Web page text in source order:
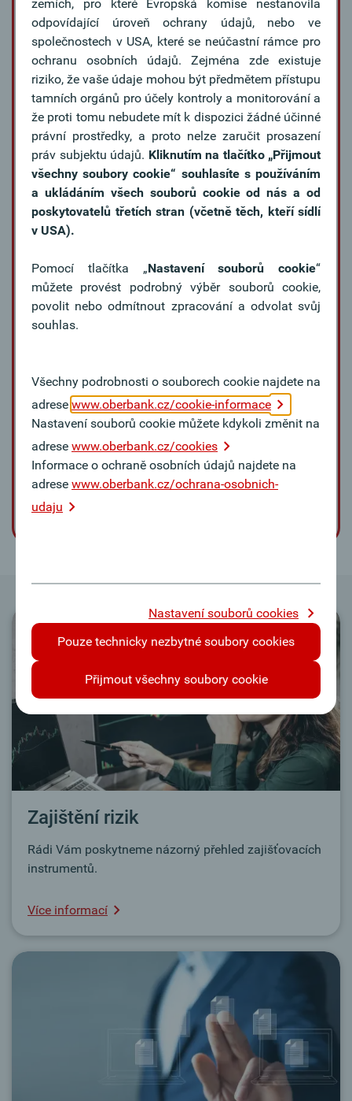
Bez ohledu na to, kam vás vaše
zahraniční podnikání zavede:
na náš doprovod se můžete
spolehnout.
Díky síti 940 partnerských bank ve více než 100
zemích můžeme naše zákazníky podpořit v jejich
mezinárodním podnikání tam, kde banku nejvíce
platební styk, dokumentární obchody nebo
směnárny.
Domluvte si schůzku
vám bude líbit.
Zajištění rizik
Rádi Vám poskytneme názorný přehled zajišťovacích
instrumentů.
Více informací
zemích, pro které Evropská komise nestanovila
odpovídající úroveň ochrany údajů, nebo ve
společnostech v USA, které se neúčastní rámce pro
ochranu osobních údajů. Zejména zde existuje
riziko, že vaše údaje mohou být předmětem přístupu
tamních orgánů pro účely kontroly a monitorování a
že proti tomu nebudete mít k dispozici žádné účinné
právní prostředky, a proto nelze zaručit prosazení
práv subjektu údajů. Kliknutím na tlačítko „Přijmout
všechny soubory cookie“ souhlasíte s používáním
a ukládáním všech souborů cookie od nás a od
poskytovatelů třetích stran (včetně těch, kteří sídlí
v USA).
Pomocí tlačítka „Nastavení souborů cookie“
můžete provést podrobný výběr souborů cookie,
povolit nebo odmítnout zpracování a odvolat svůj
souhlas.
Všechny podrobnosti o souborech cookie najdete na
adrese www.oberbank.cz/cookie-informace
Nastavení souborů cookie můžete kdykoli změnit na
adrese www.oberbank.cz/cookies
Informace o ochraně osobních údajů najdete na
adrese www.oberbank.cz/ochrana-osobnich-
udaju
Nastavení souborů cookies
Pouze technicky nezbytné soubory cookies
Přijmout všechny soubory cookie